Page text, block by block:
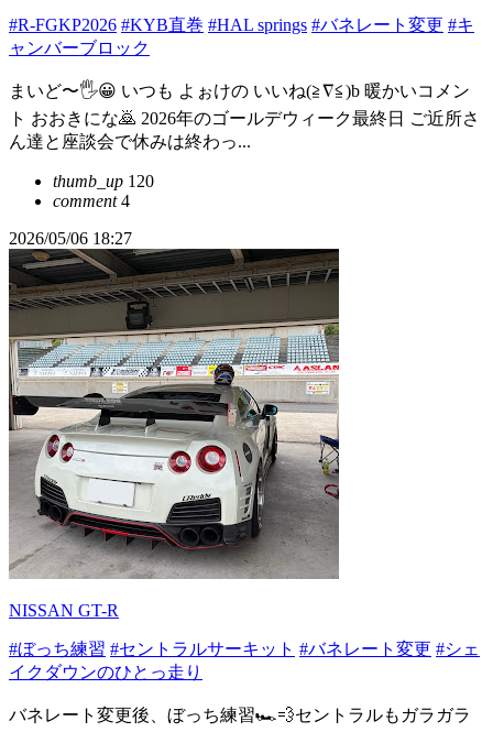
#R-FGKP2026 #KYB直巻 #HAL springs #バネレート変更 #キ
ャンバーブロック
まいど〜🖐️😀 いつも よぉけの いいね(≧∇≦)b 暖かいコメン
ト おおきにな🙇 2026年のゴールデウィーク最終日 ご近所さ
ん達と座談会で休みは終わっ...
thumb_up 120
comment4
2026/05/06 18:27
NISSAN GT-R
#ぼっち練習 #セントラルサーキット #バネレート変更 #シェ
イクダウンのひとっ走り
バネレート変更後、ぼっち練習🏎️💨セントラルもガラガラ